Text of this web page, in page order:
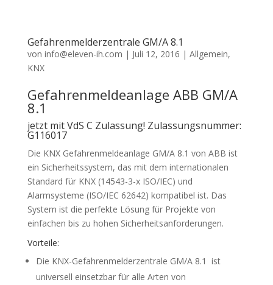
Gefahrenmelderzentrale GM/A 8.1
von info@eleven-ih.com | Juli 12, 2016 | Allgemein,
KNX
Gefahrenmeldeanlage ABB GM/A
8.1
jetzt mit VdS C Zulassung! Zulassungsnummer:
G116017
Die KNX Gefahrenmeldeanlage GM/A 8.1 von ABB ist
ein Sicherheitssystem, das mit dem internationalen
Standard für KNX (14543-3-x ISO/IEC) und
Alarmsysteme (ISO/IEC 62642) kompatibel ist. Das
System ist die perfekte Lösung für Projekte von
einfachen bis zu hohen Sicherheitsanforderungen.
Vorteile:
Die KNX-Gefahrenmelderzentrale GM/A 8.1 ist
universell einsetzbar für alle Arten von